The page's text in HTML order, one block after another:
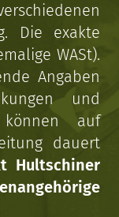
Die exakte
WASt).
Angaben
und
können auf
dauert
Hultschiner